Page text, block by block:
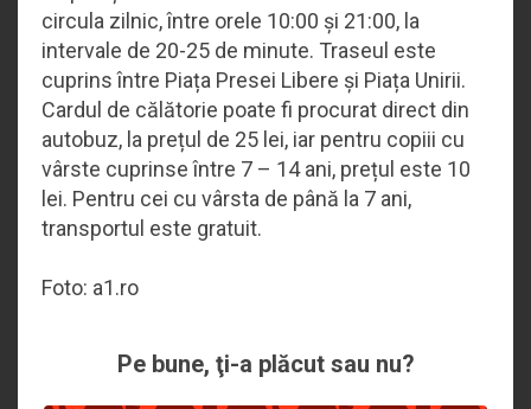
circula zilnic, între orele 10:00 și 21:00, la
intervale de 20-25 de minute. Traseul este
cuprins între Piața Presei Libere și Piața Unirii.
Cardul de călătorie poate fi procurat direct din
autobuz, la prețul de 25 lei, iar pentru copiii cu
vârste cuprinse între 7 – 14 ani, prețul este 10
lei. Pentru cei cu vârsta de până la 7 ani,
transportul este gratuit.
Foto: a1.ro
Pe bune, ţi-a plăcut sau nu?